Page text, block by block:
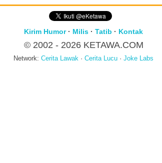
Kirim Humor· Milis · Tatib · Kontak
© 2002 - 2026 KETAWA.COM
Network: Cerita Lawak · Cerita Lucu · Joke Labs